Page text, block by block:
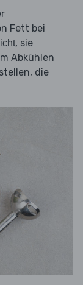
Fett bei
, sie
Abkühlen
die